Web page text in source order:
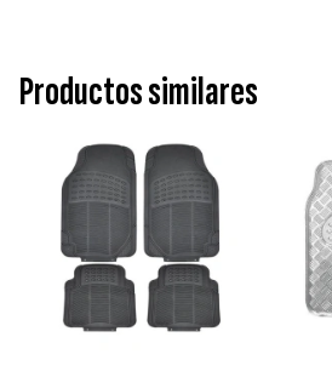
Productos similares